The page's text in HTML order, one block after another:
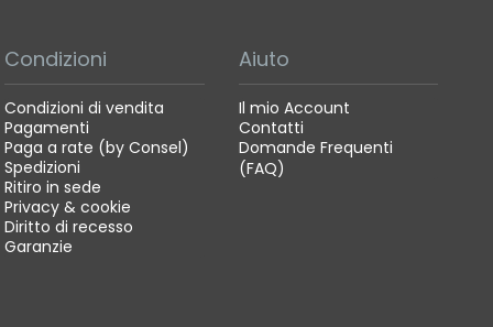
Condizioni
Condizioni di vendita
Pagamenti
Paga a rate (by Consel)
Spedizioni
Ritiro in sede
Privacy & cookie
Diritto di recesso
Garanzie
Aiuto
Il mio Account
Contatti
Domande Frequenti
(FAQ)